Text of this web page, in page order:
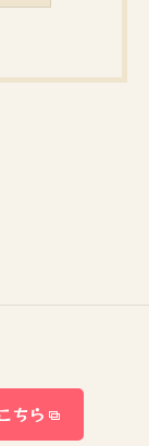
ちら